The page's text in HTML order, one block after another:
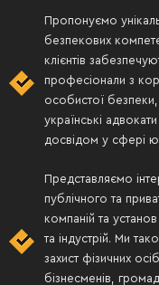
Пропонуємо
безпекових
клієнтів
професіонали з
особистої
українські адвокати
досвідом у сфері
Представляємо
публічногота
компаній та установ
та індустрій. Ми
захист фізичних
бізнесменів,